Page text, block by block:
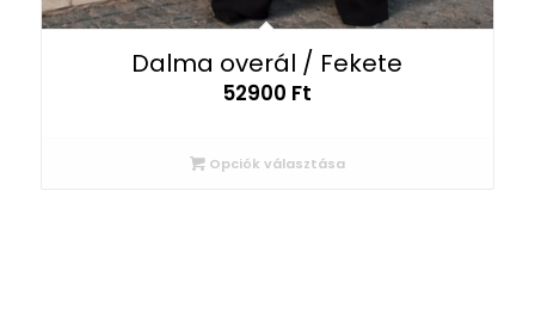
Dalma overál / Fekete
52900 Ft
Opciók választása